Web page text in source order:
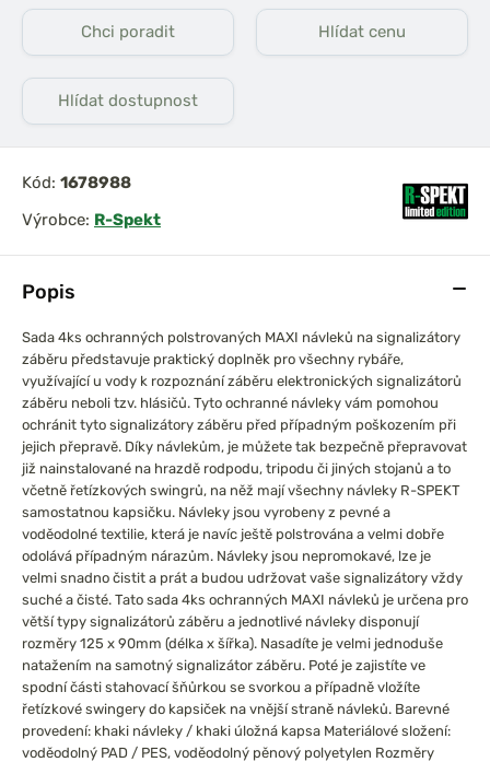
Popis
Sada 4ks ochranných polstrovaných MAXI návleků na signalizátory
záběru představuje praktický doplněk pro všechny rybáře,
využívající u vody k rozpoznání záběru elektronických signalizátorů
záběru neboli tzv. hlásičů. Tyto ochranné návleky vám pomohou
ochránit tyto signalizátory záběru před případným poškozením při
jejich přepravě. Díky návlekům, je můžete tak bezpečně přepravovat
již nainstalované na hrazdě rodpodu, tripodu či jiných stojanů a to
včetně řetízkových swingrů, na něž mají všechny návleky R-SPEKT
samostatnou kapsičku. Návleky jsou vyrobeny z pevné a
voděodolné textilie, která je navíc ještě polstrována a velmi dobře
odolává případným nárazům. Návleky jsou nepromokavé, lze je
velmi snadno čistit a prát a budou udržovat vaše signalizátory vždy
suché a čisté. Tato sada 4ks ochranných MAXI návleků je určena pro
větší typy signalizátorů záběru a jednotlivé návleky disponují
rozměry 125 x 90mm (délka x šířka). Nasadíte je velmi jednoduše
natažením na samotný signalizátor záběru. Poté je zajistíte ve
spodní části stahovací šňůrkou se svorkou a případně vložíte
řetízkové swingery do kapsiček na vnější straně návleků. Barevné
provedení: khaki návleky / khaki úložná kapsa Materiálové složení:
voděodolný PAD / PES, voděodolný pěnový polyetylen Rozměry
Chci poradit Hlídat cenu
Hlídat dostupnost
Kód: 1678988
Výrobce: R-Spekt